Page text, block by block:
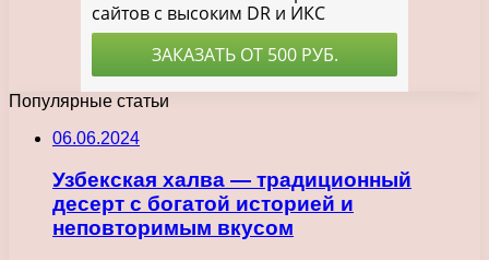
Популярные статьи
06.06.2024
Узбекская халва — традиционный
десерт с богатой историей и
неповторимым вкусом